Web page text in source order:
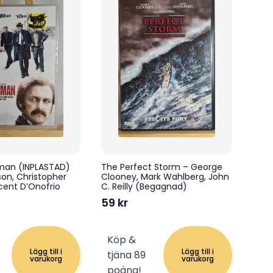
(INPLASTAD)
Christopher
D’Onofrio
Lägg till i
varukorg
The Perfect Storm – George
Clooney, Mark Wahlberg, John
C. Reilly (Begagnad)
59 kr
Köp &
tjäna 89
Lägg till i
varukorg